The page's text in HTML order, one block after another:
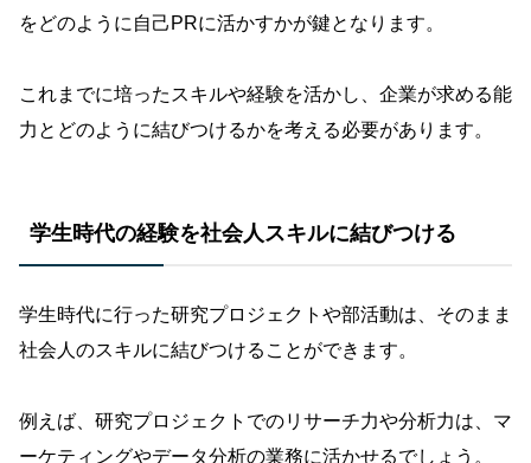
をどのように自己PRに活かすかが鍵となります。
これまでに培ったスキルや経験を活かし、企業が求める能
力とどのように結びつけるかを考える必要があります。
学生時代の経験を社会人スキルに結びつける
学生時代に行った研究プロジェクトや部活動は、そのまま
社会人のスキルに結びつけることができます。
例えば、研究プロジェクトでのリサーチ力や分析力は、マ
ーケティングやデータ分析の業務に活かせるでしょう。